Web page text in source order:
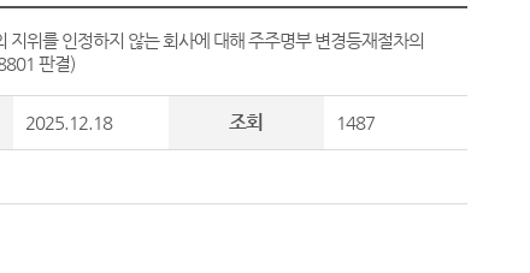
위를 인정하지 않는 회사에 대해 주주명부 변경등재절차의
판결)
2025.12.18 조회 1487